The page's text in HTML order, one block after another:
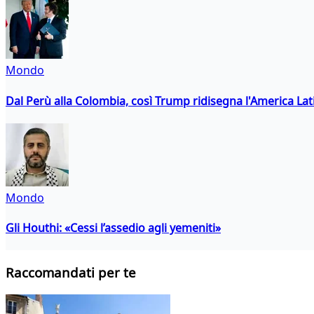
Mondo
Dal Perù alla Colombia, così Trump ridisegna l'America
Mondo
Gli Houthi: «Cessi l’assedio agli yemeniti»
Raccomandati per te